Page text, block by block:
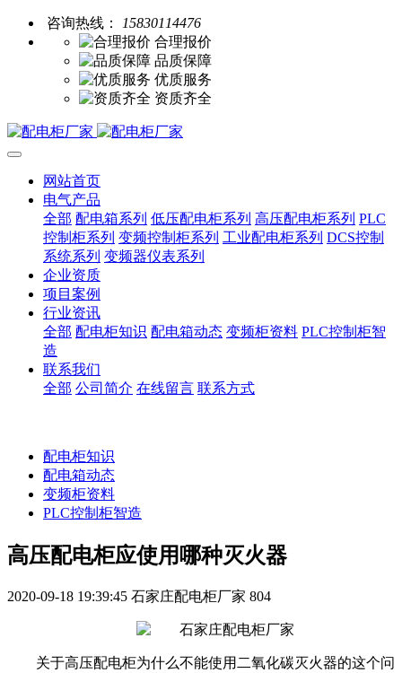
咨询热线：
15830114476
合理报价
品质保障
优质服务
资质齐全
网站首页
电气产品
全部 配电箱系列 低压配电柜系列 高压配电柜系列 PLC
控制柜系列 变频控制柜系列 工业配电柜系列 DCS控制
系统系列 变频器仪表系列
企业资质
项目案例
行业资讯
全部 配电柜知识 配电箱动态 变频柜资料 PLC控制柜智
造
联系我们
全部 公司简介 在线留言 联系方式
配电柜知识
配电箱动态
变频柜资料
PLC控制柜智造
高压配电柜应使用哪种灭火器
2020-09-18 19:39:45 石家庄配电柜厂家 804
关于高压配电柜为什么不能使用二氧化碳灭火器的这个问